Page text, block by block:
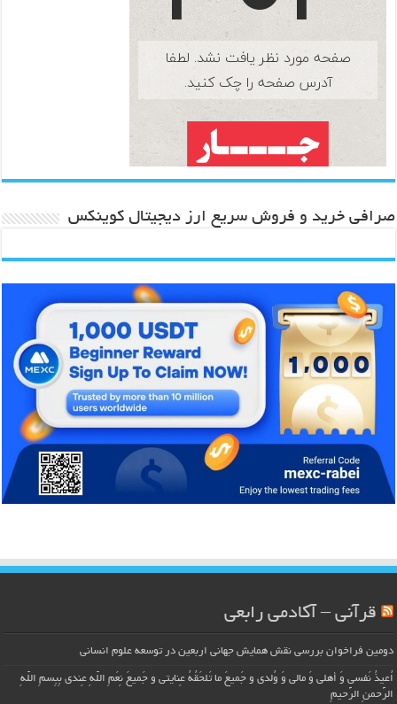
صرافی خرید و فروش سریع ارز دیجیتال کوینکس
قرآنی – آکادمی رابعی
دومین فراخوان بررسی نقش همایش جهانی اربعین در توسعه علوم انسانی
اُعیذُ نَفسی وَ أهلی وَ مالی وَ وُلدی و جَمیعَ ما تَلحَقُهُ عِنایتی و جَمیعَ نِعَمِ اللّهِ عِندی بِبِسمِ اللّهِ
الرَّحمنِ الرَّحیمِ